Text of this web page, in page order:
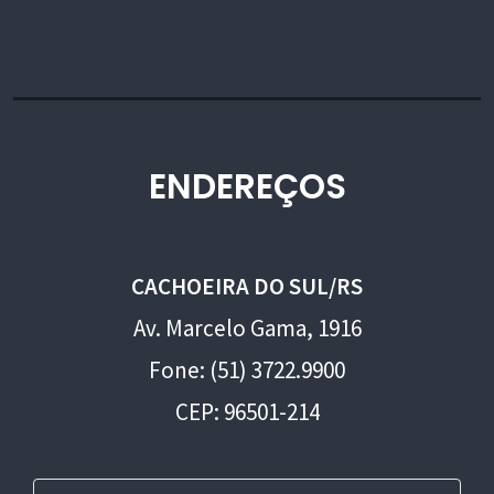
ENDEREÇOS
CACHOEIRA DO SUL/RS
Av. Marcelo Gama, 1916
Fone: (51) 3722.9900
CEP: 96501-214